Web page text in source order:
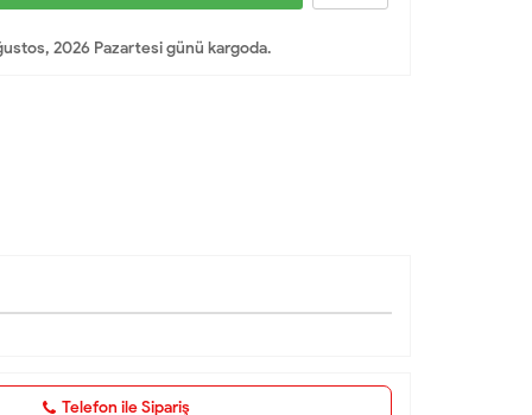
2026 Pazartesi günü kargoda.
Telefon ile Sipariş